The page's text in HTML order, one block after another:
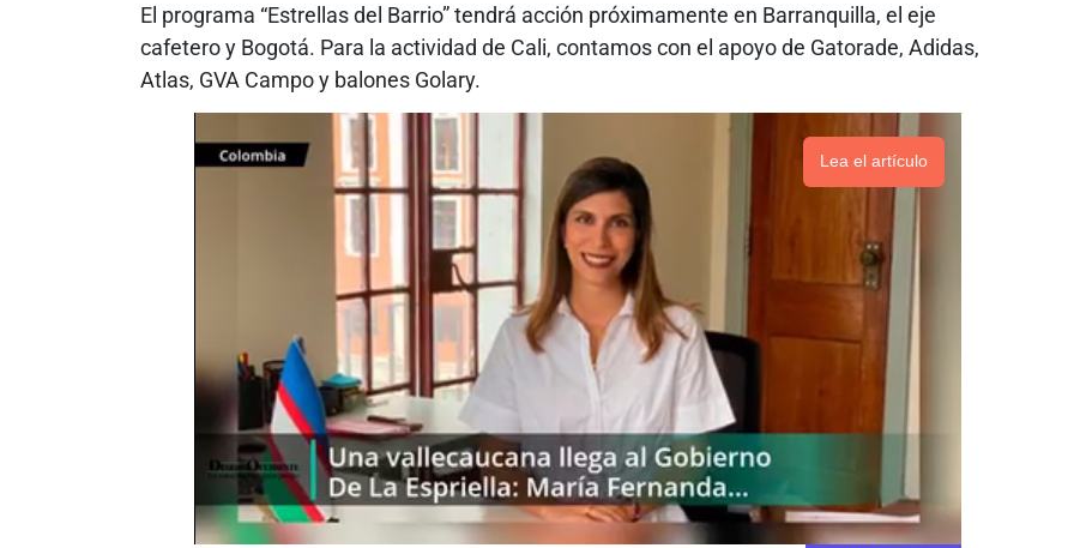
El programa “Estrellas del Barrio” tendrá acción próximamente en Barranquilla, el eje
cafetero y Bogotá. Para la actividad de Cali, contamos con el apoyo de Gatorade, Adidas,
Atlas, GVA Campo y balones Golary.
Lea el artículo